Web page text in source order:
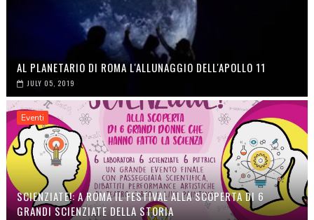
AL PLANETARIO DI ROMA L'ALLUNAGGIO DELL'APOLLO 11
JULY 05, 2019
Eventi
SCIENZIATE!: A ROMA IL FESTIVAL ALLA SCOPERTA DI 6
GRANDI SCIENZIATE DELLA STORIA